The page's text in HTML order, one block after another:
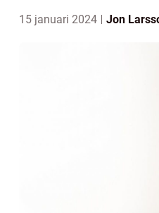
15 januari 2024 Jon